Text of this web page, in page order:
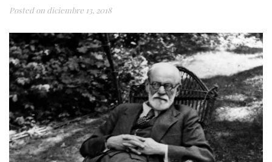
Posted on diciembre 13, 2018